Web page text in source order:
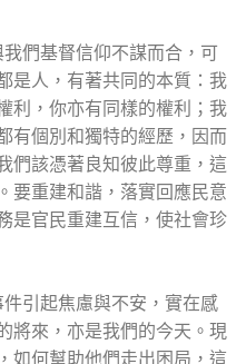
們基督信仰不謀而合，可
是人，有著共同的本質：我
利，你亦有同樣的權利；我
有個別和獨特的經歷，因而
們該憑著良知彼此尊重，這
要重建和諧，落實回應民意
是官民重建互信，使社會珍
引起焦慮與不安，實在感
將來，亦是我們的今天。現
如何幫助他們走出困局，這